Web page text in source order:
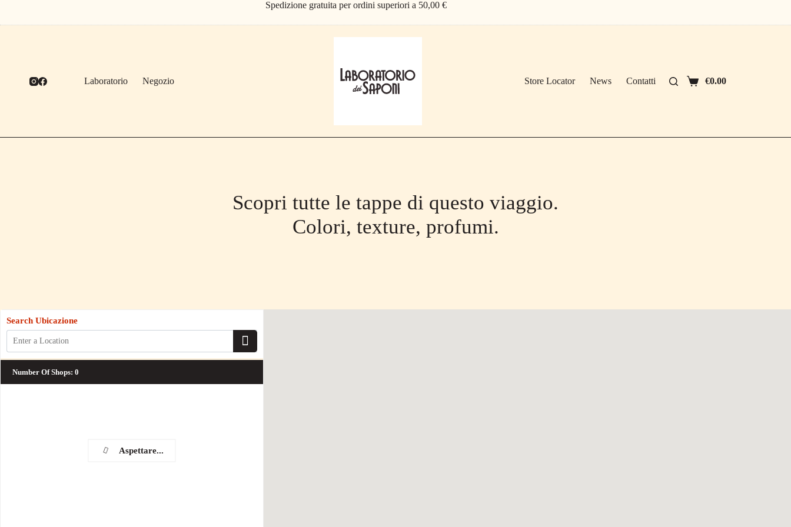
contenuto
Spedizione gratuita per ordini superiori a 50,00 €
Laboratorio Negozio Store Locator News Contatti Carrello
€0.00
Scopri tutte le tappe di questo viaggio.
Colori, texture, profumi.
Aspettare...
Search Ubicazione
Number Of Shops: 0